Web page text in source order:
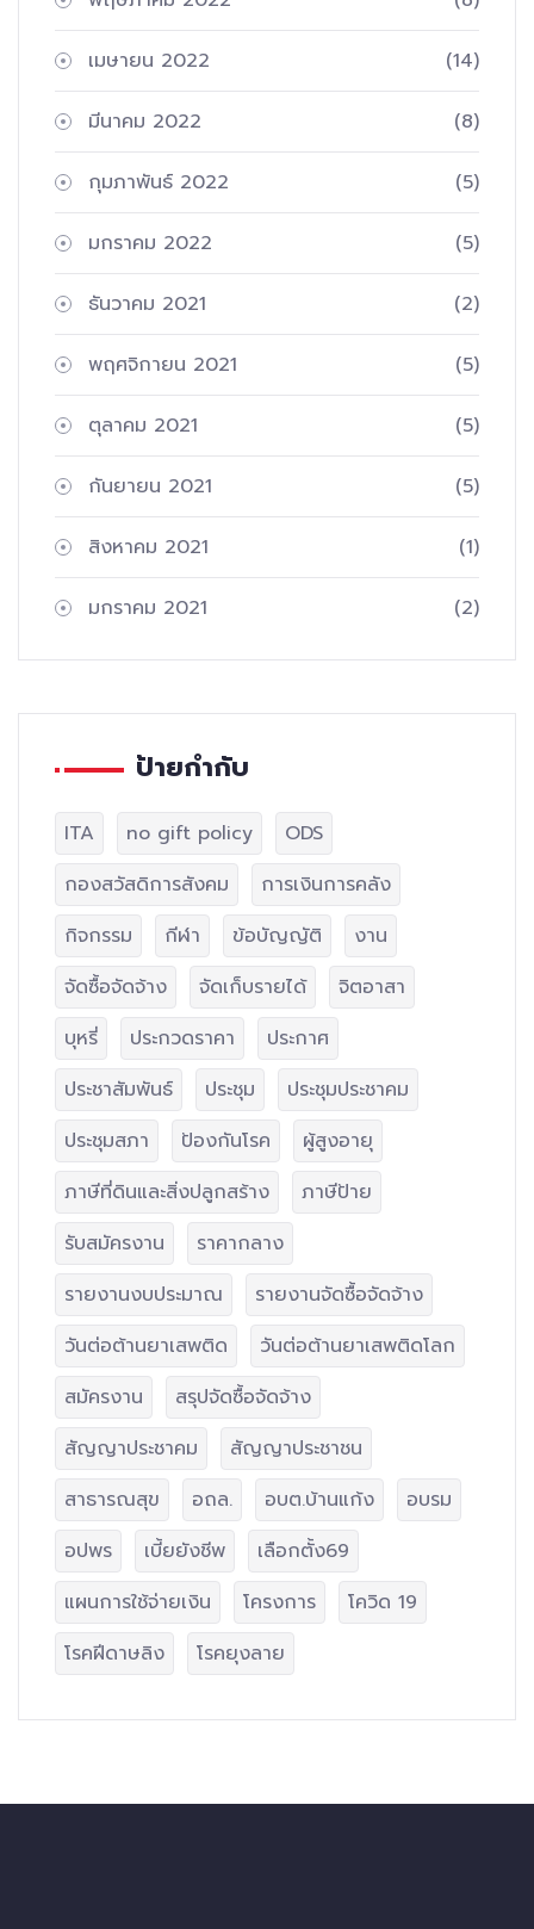
เมษายน 2022 (14)
มีนาคม 2022 (8)
กุมภาพันธ์ 2022 (5)
มกราคม 2022 (5)
ธันวาคม 2021 (2)
พฤศจิกายน 2021 (5)
ตุลาคม 2021 (5)
กันยายน 2021 (5)
สิงหาคม 2021 (1)
มกราคม 2021 (2)
ป้ายกำกับ
ITA no gift policy
ODS
กองสวัสดิการสังคม
การเงินการคลัง
กิจกรรม
กีฬา ข้อบัญญัติ
งาน
จัดซื้อจัดจ้าง
จัดเก็บรายได้
จิตอาสา
บุหรี่
ประกวดราคา
ประกาศ
ประชาสัมพันธ์
ประชุม
ประชุมประชาคม
ประชุมสภา
ป้องกันโรค
ผู้สูงอายุ
ภาษีที่ดินและสิ่งปลูกสร้าง
ภาษีป้าย
รับสมัครงาน
ราคากลาง
รายงานงบประมาณ
รายงานจัดซื้อจัดจ้าง
วันต่อต้านยาเสพติด
วันต่อต้านยาเสพติดโลก
สมัครงาน
สรุปจัดซื้อจัดจ้าง
สัญญาประชาคม
สัญญาประชาชน
สาธารณสุข
อถล. อบต.บ้านแก้ง
อบรม
อปพร
เบี้ยยังชีพ
เลือกตั้ง69
แผนการใช้จ่ายเงิน
โครงการ
โควิด 19
โรคฝีดาษลิง
โรคยุงลาย